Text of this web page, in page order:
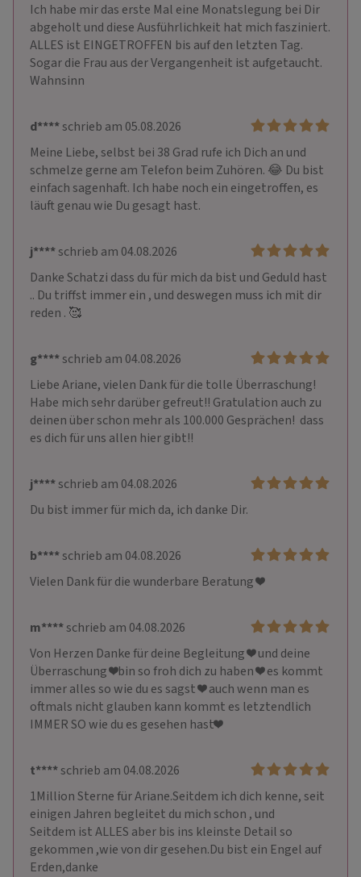
Ich habe mir das erste Mal eine Monatslegung bei Dir
abgeholt und diese Ausführlichkeit hat mich fasziniert.
ALLES ist EINGETROFFEN bis auf den letzten Tag.
Sogar die Frau aus der Vergangenheit ist aufgetaucht.
Wahnsinn
d****schrieb am 05.08.2026
Meine Liebe, selbst bei 38 Grad rufe ich Dich an und
schmelze gerne am Telefon beim Zuhören. 😂 Du bist
einfach sagenhaft. Ich habe noch ein eingetroffen, es
läuft genau wie Du gesagt hast.
j****schrieb am 04.08.2026
Danke Schatzi dass du für mich da bist und Geduld hast
.. Du triffst immer ein , und deswegen muss ich mit dir
reden . 🥰
g****schrieb am 04.08.2026
Liebe Ariane, vielen Dank für die tolle Überraschung!
Habe mich sehr darüber gefreut!! Gratulation auch zu
deinen über schon mehr als 100.000 Gesprächen!  dass
es dich für uns allen hier gibt!!
j****schrieb am 04.08.2026
Du bist immer für mich da, ich danke Dir.
b****schrieb am 04.08.2026
Vielen Dank für die wunderbare Beratung ❤️
m****schrieb am 04.08.2026
Von Herzen Danke für deine Begleitung ❤️ und deine
Überraschung ❤️bin so froh dich zu haben ❤️ es kommt
immer alles so wie du es sagst ❤️ auch wenn man es
oftmals nicht glauben kann kommt es letztendlich
IMMER SO wie du es gesehen hast❤️
t****schrieb am 04.08.2026
1Million Sterne für Ariane.Seitdem ich dich kenne, seit
einigen Jahren begleitet du mich schon , und
Seitdem ist ALLES aber bis ins kleinste Detail so
gekommen ,wie von dir gesehen.Du bist ein Engel auf
Erden,danke